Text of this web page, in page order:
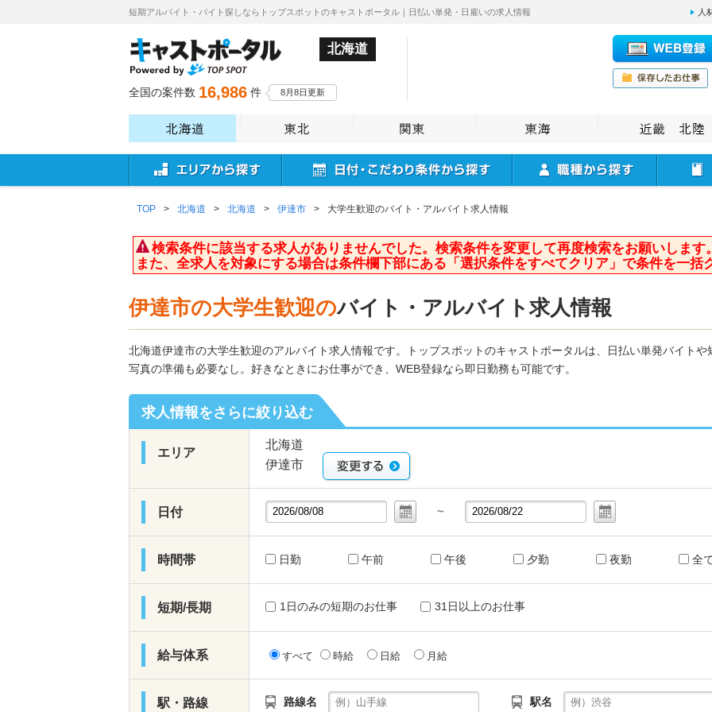
短期アルバイト・バイト探しならトップスポットのキャストポータル｜日払い単発・日雇いの求人情報 人
北海道
全国の案件数 16,986 件 8月8日更新
TOP > 北海道 > 北海道 > 伊達市 > 大学生歓迎のバイト・アルバイト求人情報
検索条件に該当する求人がありませんでした。検索条件を変更して再度検索をお願いします
また、全求人を対象にする場合は条件欄下部にある「選択条件をすべてクリア」で条件を一括
伊達市の大学生歓迎のバイト・アルバイト求人情報
北海道伊達市の大学生歓迎のアルバイト求人情報です。トップスポットのキャストポータルは、日払い単発バイト
写真の準備も必要なし。好きなときにお仕事ができ、WEB登録なら即日勤務も可能です。
求人情報をさらに絞り込む
エリア
北海道
伊達市
日付 ～
時間帯 日勤 午前 午後 夕勤 夜勤 全
短期/長期 1日のみの短期のお仕事 31日以上のお仕事
給与体系 すべて 時給 日給 月給
駅・路線 路線名 駅名